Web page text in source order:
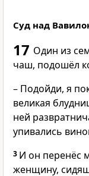
Суд над
17 Один из
чаш, подошёл
– Подойди, я
великая
ней
упивались
3 И он перенёс
женщину,